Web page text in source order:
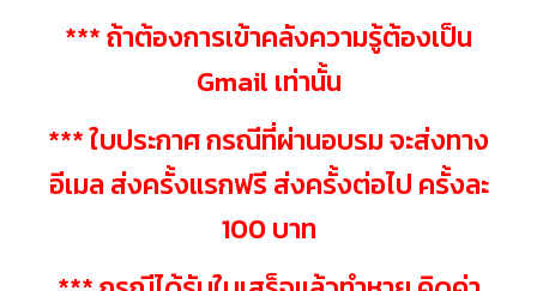
*** ถ้าต้องการเข้าคลังความรู้ต้องเป็น
Gmail เท่านั้น
*** ใบประกาศ กรณีที่ผ่านอบรม จะส่งทาง
อีเมล ส่งครั้งแรกฟรี ส่งครั้งต่อไป ครั้งละ
100 บาท